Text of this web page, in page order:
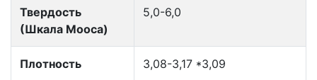
Твердость
(Шкала Мооса)
5,0-6,0
Плотность 3,08-3,17 *3,09